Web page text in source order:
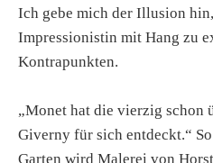
Ich gebe mich der Illusion
Impressionistin mit Hang zu
Kontrapunkten.
„Monet hat die vierzig schon
Giverny für sich entdeckt.“
Garten wird Malerei von